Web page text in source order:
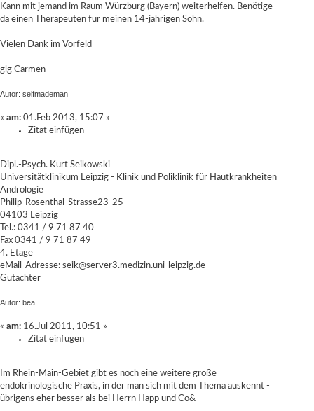
Kann mit jemand im Raum Würzburg (Bayern) weiterhelfen. Benötige
da einen Therapeuten für meinen 14-jährigen Sohn.
Vielen Dank im Vorfeld
glg Carmen
Autor: selfmademan
« am: 01.Feb 2013, 15:07 »
Zitat einfügen
Dipl.-Psych. Kurt Seikowski
Universitätklinikum Leipzig - Klinik und Poliklinik für Hautkrankheiten
Andrologie
Philip-Rosenthal-Strasse23-25
04103 Leipzig
Tel.: 0341 / 9 71 87 40
Fax 0341 / 9 71 87 49
4. Etage
eMail-Adresse: seik@server3.medizin.uni-leipzig.de
Gutachter
Autor: bea
« am: 16.Jul 2011, 10:51 »
Zitat einfügen
Im Rhein-Main-Gebiet gibt es noch eine weitere große
endokrinologische Praxis, in der man sich mit dem Thema auskennt -
übrigens eher besser als bei Herrn Happ und Co&